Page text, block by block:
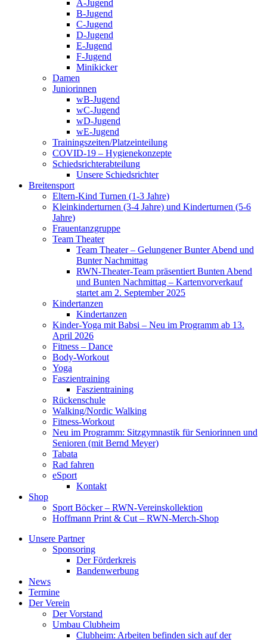
A-Jugend
B-Jugend
C-Jugend
D-Jugend
E-Jugend
F-Jugend
Minikicker
Damen
Juniorinnen
wB-Jugend
wC-Jugend
wD-Jugend
wE-Jugend
Trainingszeiten/Platzeinteilung
COVID-19 – Hygienekonzepte
Schiedsrichterabteilung
Unsere Schiedsrichter
Breitensport
Eltern-Kind Turnen (1-3 Jahre)
Kleinkinderturnen (3-4 Jahre) und Kinderturnen (5-6
Jahre)
Frauentanzgruppe
Team Theater
Team Theater – Gelungener Bunter Abend und
Bunter Nachmittag
RWN-Theater-Team präsentiert Bunten Abend
und Bunten Nachmittag – Kartenvorverkauf
startet am 2. September 2025
Kindertanzen
Kindertanzen
Kinder-Yoga mit Babsi – Neu im Programm ab 13.
April 2026
Fitness – Dance
Body-Workout
Yoga
Faszientraining
Faszientraining
Rückenschule
Walking/Nordic Walking
Fitness-Workout
Neu im Programm: Sitzgymnastik für Seniorinnen und
Senioren (mit Bernd Meyer)
Tabata
Rad fahren
eSport
Kontakt
Shop
Sport Böcker – RWN-Vereinskollektion
Hoffmann Print & Cut – RWN-Merch-Shop
Unsere Partner
Sponsoring
Der Förderkreis
Bandenwerbung
News
Termine
Der Verein
Der Vorstand
Umbau Clubheim
Clubheim: Arbeiten befinden sich auf der